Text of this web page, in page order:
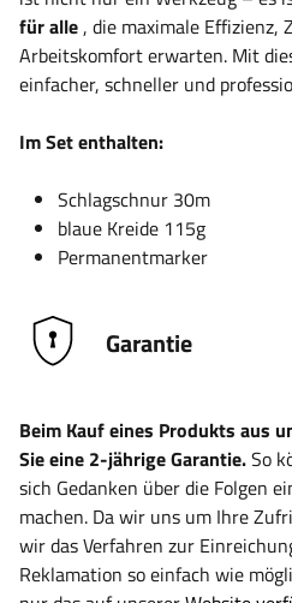
für alle, die maximale Effizienz,
Arbeitskomfort erwarten. Mit
einfacher, schneller und
Im Set enthalten:
Schlagschnur 30m
blaue Kreide 115g
Permanentmarker
Garantie
Beim Kauf eines Produkts aus
Sie eine 2-jährige Garantie.So
sich Gedanken über die Folgen
machen. Da wir uns um Ihre
wir das Verfahren zur
Reklamation so einfach wie